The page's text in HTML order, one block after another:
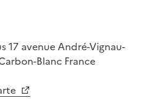
17 avenue André-Vignau-
Blanc France